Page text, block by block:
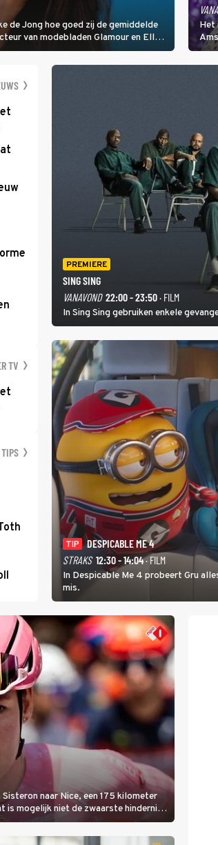
de Jong hoe goed zij de gemiddelde
van modebladen Glamour en Elle
Graça en Marc-Marie Huijbregts.
Het
TV
TIPS
PREMIERE
SING SING
VANAVOND 22:00 - 23:50· FILM
In Sing Sing gebruiken enkele
TIP
DESPICABLE ME 4
STRAKS 12:30 - 14:04· FILM
In Despicable Me 4 probeert Gru
mis.
Sisteron naar Nice, een 175 kilometer
is mogelijk niet de zwaarste hindernis,
worden.